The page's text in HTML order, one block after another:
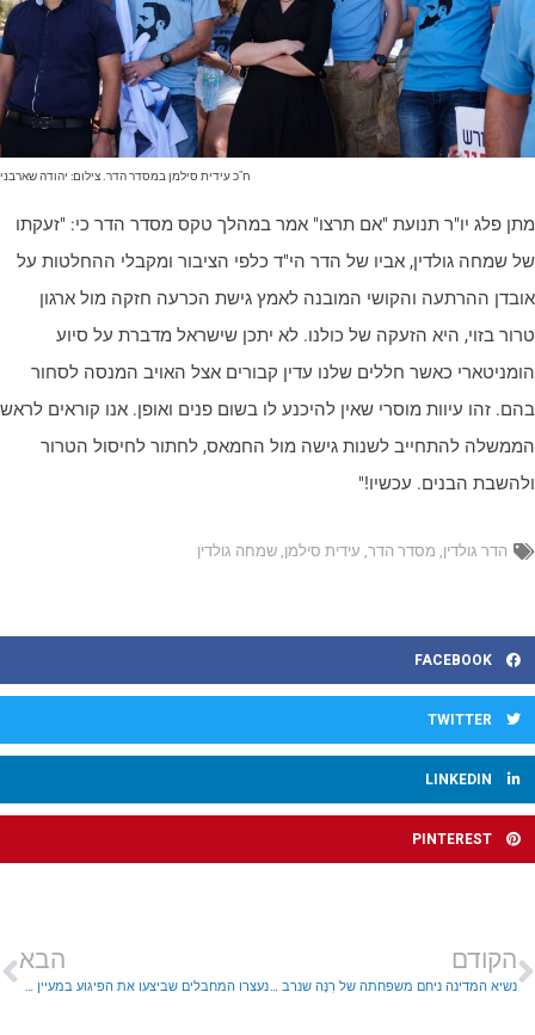
ח"כ עידית סילמן במסדר הדר. צילום: יהודה שארבני
פלג יו"ר תנועת "אם תרצו" אמר במהלך טקס מסדר הדר כי: "זעקתו
שמחה גולדין, אביו של הדר הי"ד כלפי הציבור ומקבלי ההחלטות על
ההרתעה והקושי המובנה לאמץ גישת הכרעה חזקה מול ארגון
בזוי, היא הזעקה של כולנו. לא יתכן שישראל מדברת על סיוע
כאשר חללים שלנו עדין קבורים אצל האויב המנסה לסחור
זהו עיוות מוסרי שאין להיכנע לו בשום פנים ואופן. אנו קוראים לראש
להתחייב לשנות גישה מול החמאס, לחתור לחיסול הטרור
הבנים. עכשיו!"
הדר גולדין,מסדר הדר,עידית סילמן,שמחה גולדין
FACEBOOK
TWITTER
LINKEDIN
PINTEREST
הקודם
נשיא המדינה ניחם משפחתה של רִנָּה שנרב ז"ל
הבא
נעצרו המחבלים שביצעו את הפיגוע במעיין דני ורצחו את רינה שנרב ז"ל